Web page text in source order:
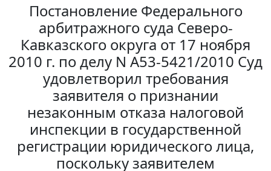
Постановление Федерального
арбитражного суда Северо-
Кавказского округа от 17 ноября
2010 г. по делу N А53-5421/2010 Суд
удовлетворил требования
заявителя о признании
незаконным отказа налоговой
инспекции в государственной
регистрации юридического лица,
поскольку заявителем